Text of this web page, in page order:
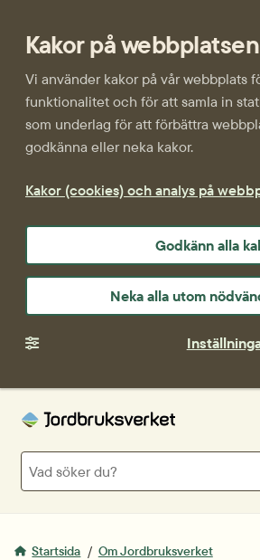
Kakor på webbplatsen
Vi använder kakor på vår webbplats
funktionalitet och för att samla in
som underlag för att förbättra
godkänna eller neka kakor.
Kakor (cookies) och analys på
Godkänn alla
Neka alla utom
Sök
Startsida
Om Jordbruksverket